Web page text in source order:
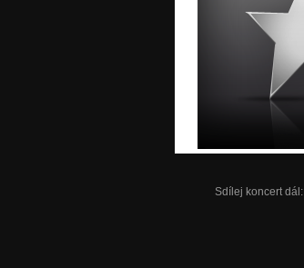
Sdílej koncert dál: